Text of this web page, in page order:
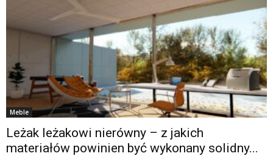
Meble
Leżak leżakowi nierówny – z jakich
materiałów powinien być wykonany solidny...